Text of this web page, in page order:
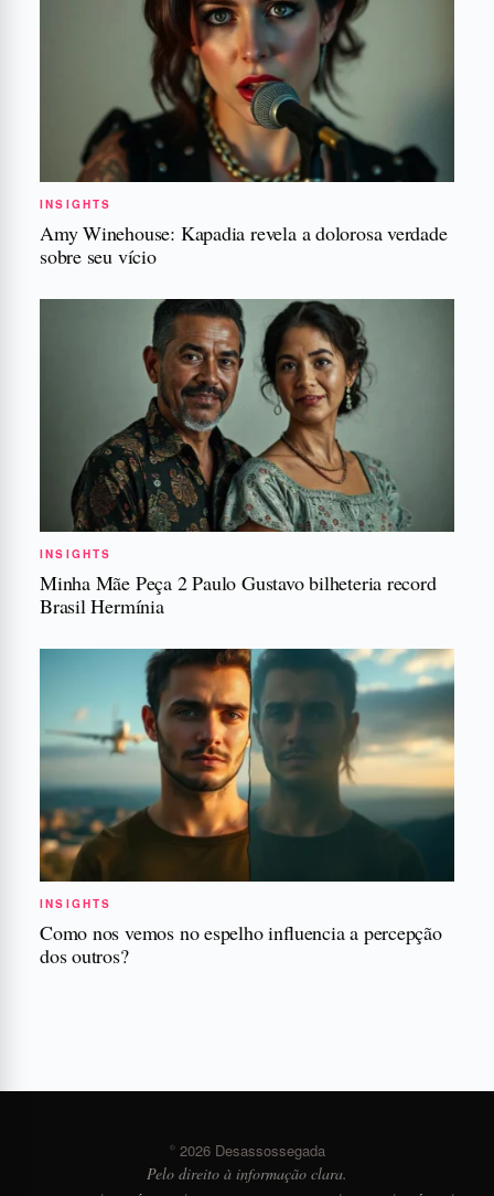
INSIGHTS
Amy Winehouse: Kapadia revela a dolorosa verdade
sobre seu vício
INSIGHTS
Minha Mãe Peça 2 Paulo Gustavo bilheteria record
Brasil Hermínia
INSIGHTS
Como nos vemos no espelho influencia a percepção
dos outros?
© 2026 Desassossegada
Pelo direito à informação clara.